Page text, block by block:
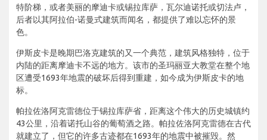
特阶梯，或者美丽的摩迪卡或锡拉库萨，瓦尔迪诺托或切法卢，
后者以其阿拉伯-诺曼式建筑而闻名，都提供了难以忘怀的景
色。
伊斯皮卡是晚期巴洛克建筑的又一个典范，建筑风格独特，位于
内陆的距离摩迪卡不远的地方。该市的圣玛丽亚大教堂在整个地
区遭受1693年地震的破坏后得到重建，如今成为伊斯皮卡的地
标。
帕拉佐洛阿克雷德位于锡拉库萨省，距离这个伟大的历史城镇约
43公里，沿着诺托山谷的葡萄酒之路。帕拉佐洛阿克雷德在古代
就建立了，但它的许多古迹都在1693年的地震中被摧毁。然